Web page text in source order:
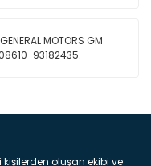
MOTORS GM
93182435.
oluşan ekibi ve